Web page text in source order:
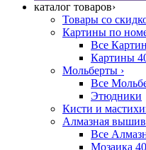
каталог товаров›
Товары со
Картины по
Все
Картины
Мольберты ›
Все
Этюдники
Кисти и
Алмазная
Все
Мозаика